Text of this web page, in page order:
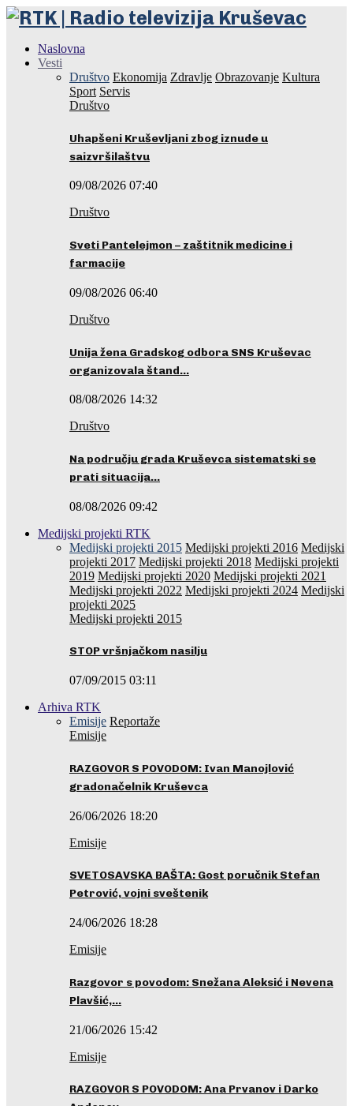
Naslovna
Vesti
Društvo Ekonomija Zdravlje Obrazovanje Kultura
Sport Servis
Društvo
Uhapšeni Kruševljani zbog iznude u
saizvršilaštvu
09/08/2026 07:40
Društvo
Sveti Pantelejmon – zaštitnik medicine i
farmacije
09/08/2026 06:40
Društvo
Unija žena Gradskog odbora SNS Kruševac
organizovala štand…
08/08/2026 14:32
Društvo
Na području grada Kruševca sistematski se
prati situacija…
08/08/2026 09:42
Medijski projekti RTK
Medijski projekti 2015 Medijski projekti 2016 Medijski
projekti 2017 Medijski projekti 2018 Medijski projekti
2019 Medijski projekti 2020 Medijski projekti 2021
Medijski projekti 2022 Medijski projekti 2024 Medijski
projekti 2025
Medijski projekti 2015
STOP vršnjačkom nasilju
07/09/2015 03:11
Arhiva RTK
Emisije Reportaže
Emisije
RAZGOVOR S POVODOM: Ivan Manojlović
gradonačelnik Kruševca
26/06/2026 18:20
Emisije
SVETOSAVSKA BAŠTA: Gost poručnik Stefan
Petrović, vojni sveštenik
24/06/2026 18:28
Emisije
Razgovor s povodom: Snežana Aleksić i Nevena
Plavšić,…
21/06/2026 15:42
Emisije
RAZGOVOR S POVODOM: Ana Prvanov i Darko